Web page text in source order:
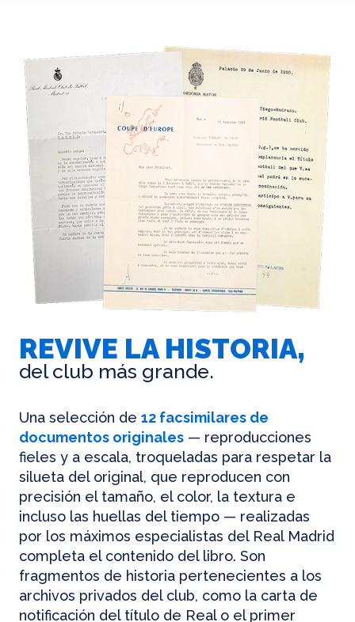
REVIVE LA HISTORIA,
del club más grande.
Una selección de 12 facsimilares de
documentos originales — reproducciones
fieles y a escala, troqueladas para respetar la
silueta del original, que reproducen con
precisión el tamaño, el color, la textura e
incluso las huellas del tiempo — realizadas
por los máximos especialistas del Real Madrid
completa el contenido del libro. Son
fragmentos de historia pertenecientes a los
archivos privados del club, como la carta de
notificación del título de Real o el primer